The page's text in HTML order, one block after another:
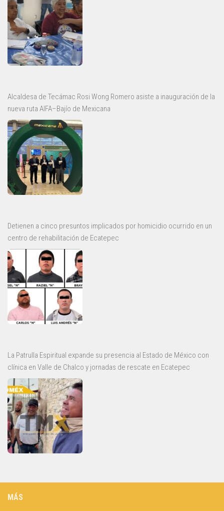
Alcaldesa de Tecámac Rosi Wong Romero asiste a inauguración de la
nueva ruta AIFA–Bajío de Mexicana
Detienen a cinco presuntos implicados por homicidio ocurrido en un
centro de rehabilitación de Ecatepec
La Patrulla Espiritual expande su presencia al Estado de México con
clínica en Valle de Chalco y jornadas de rescate en Ecatepec
MÁS